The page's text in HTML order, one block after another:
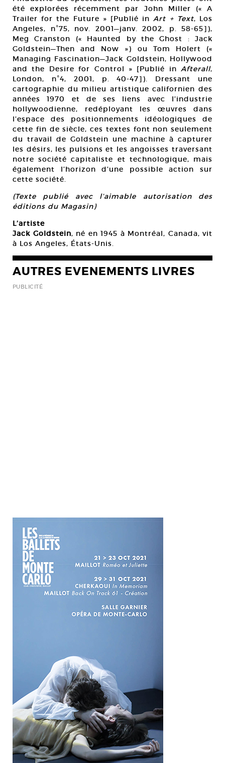
été explorées récemment par John Miller (« A
Trailer for the Future » [Publié inArt + Text, Los
Angeles, n°75, nov. 2001—janv. 2002, p. 58-65]),
Meg Cranston (« Haunted by the Ghost : Jack
Goldstein—Then and Now ») ou Tom Holert («
Managing Fascination—Jack Goldstein, Hollywood
and the Desire for Control » [Publié in Afterall,
London, n°4, 2001, p. 40-47]). Dressant une
cartographie du milieu artistique californien des
années 1970 et de ses liens avec l’industrie
hollywoodienne, redéployant les œuvres dans
l’espace des positionnements idéologiques de
cette fin de siècle, ces textes font non seulement
du travail de Goldstein une machine à capturer
les désirs, les pulsions et les angoisses traversant
notre société capitaliste et technologique, mais
également l’horizon d’une possible action sur
cette société.
(Texte publié avec l’aimable autorisation des
éditions du Magasin)
L’artiste
Jack Goldstein, né en 1945 à Montréal, Canada, vit
à Los Angeles, États-Unis.
AUTRES EVENEMENTS LIVRES
PUBLICITÉ